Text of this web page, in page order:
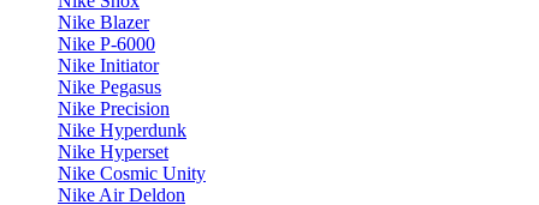
Nike Blazer
Nike P-6000
Nike Initiator
Nike Pegasus
Nike Precision
Nike Hyperdunk
Nike Hyperset
Nike Cosmic Unity
Nike Air Deldon